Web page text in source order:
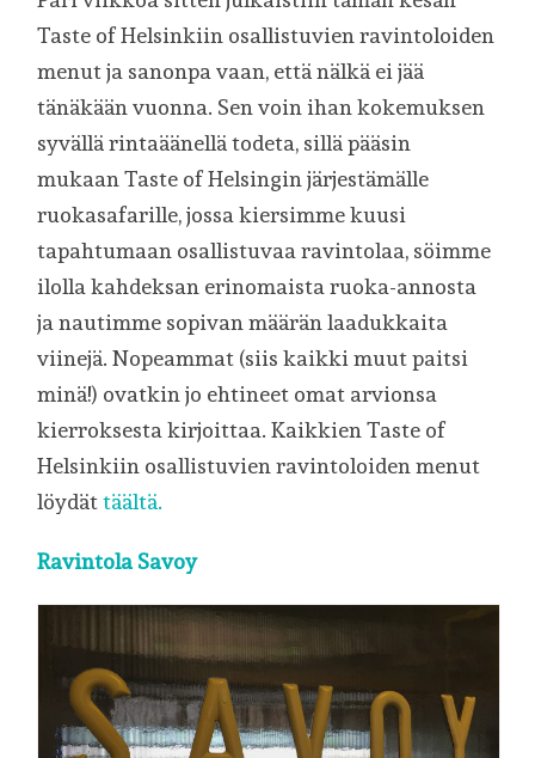
Taste of Helsinkiin osallistuvien ravintoloiden
menut ja sanonpa vaan, että nälkä ei jää
tänäkään vuonna. Sen voin ihan kokemuksen
syvällä rintaäänellä todeta, sillä pääsin
mukaan Taste of Helsingin järjestämälle
ruokasafarille, jossa kiersimme kuusi
tapahtumaan osallistuvaa ravintolaa, söimme
ilolla kahdeksan erinomaista ruoka-annosta
ja nautimme sopivan määrän laadukkaita
viinejä. Nopeammat (siis kaikki muut paitsi
minä!) ovatkin jo ehtineet omat arvionsa
kierroksesta kirjoittaa. Kaikkien Taste of
Helsinkiin osallistuvien ravintoloiden menut
löydättäältä.
Ravintola Savoy